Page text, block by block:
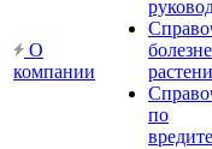
О
компании
по